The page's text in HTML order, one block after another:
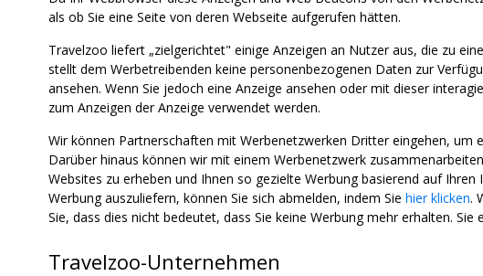
als ob Sie eine Seite von deren Webseite aufgerufen hätten.
Travelzoo liefert „zielgerichtet" einige Anzeigen an Nutzer aus, die zu
stellt dem Werbetreibenden keine personenbezogenen Daten zur
ansehen. Wenn Sie jedoch eine Anzeige ansehen oder mit dieser
zum Anzeigen der Anzeige verwendet werden.
Wir können Partnerschaften mit Werbenetzwerken Dritter eingehen, um
Darüber hinaus können wir mit einem Werbenetzwerk
Websites zu erheben und Ihnen so gezielte Werbung basierend auf
Werbung auszuliefern, können Sie sich abmelden, indem Sie hier klicken.
Sie, dass dies nicht bedeutet, dass Sie keine Werbung mehr erhalten.
Travelzoo-Unternehmen